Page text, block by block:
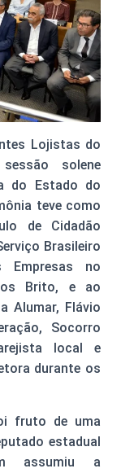
Lojistas do
solene
do Estado do
teve como
de Cidadão
Brasileiro
no
Brito, e ao
Alumar, Flávio
Socorro
local e
durante os
fruto de uma
estadual
assumiu a